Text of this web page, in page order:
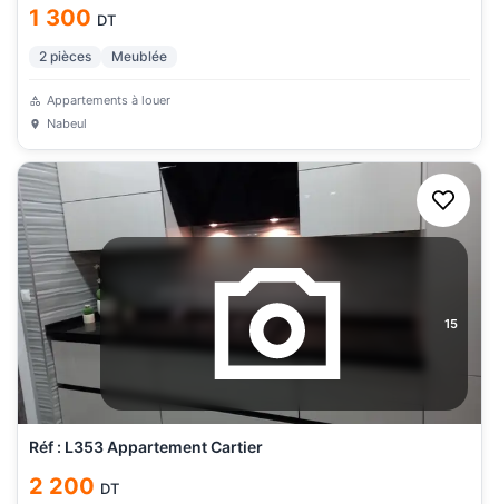
1 300 DT
2 pièces Meublée
Appartements à louer
Nabeul
15
Réf : L353 Appartement Cartier
2 200 DT